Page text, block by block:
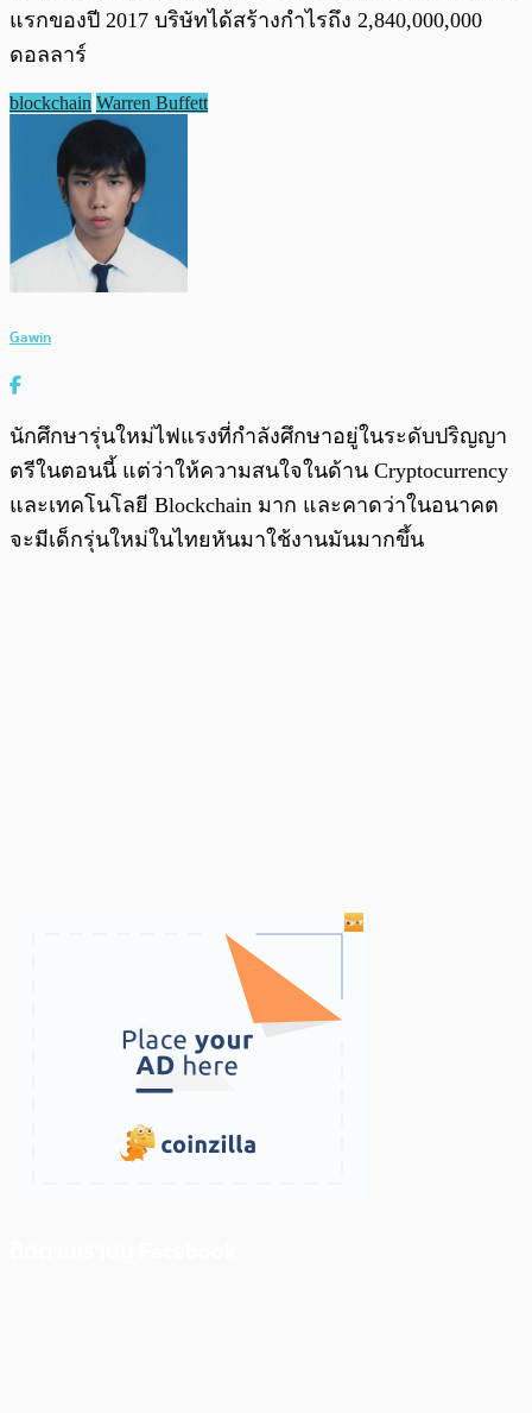
แรกของปี 2017 บริษัทได้สร้างกำไรถึง 2,840,000,000
ดอลลาร์
blockchain Warren Buffett
Gawin
นักศึกษารุ่นใหม่ไฟแรงที่กำลังศึกษาอยู่ในระดับปริญญา
ตรีในตอนนี้ แต่ว่าให้ความสนใจในด้าน Cryptocurrency
และเทคโนโลยี Blockchain มาก และคาดว่าในอนาคต
จะมีเด็กรุ่นใหม่ในไทยหันมาใช้งานมันมากขึ้น